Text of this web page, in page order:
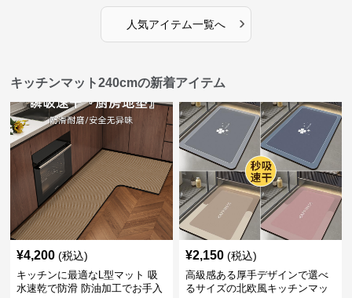
人気アイテム一覧へ ›
キッチンマット240cmの新着アイテム
¥4,200 (税込)
キッチンに最適なL型マット 吸
水速乾で防滑 防油加工でお手入
¥2,150 (税込)
高級感ある厚手デザインで選べ
るサイズの北欧風キッチンマッ